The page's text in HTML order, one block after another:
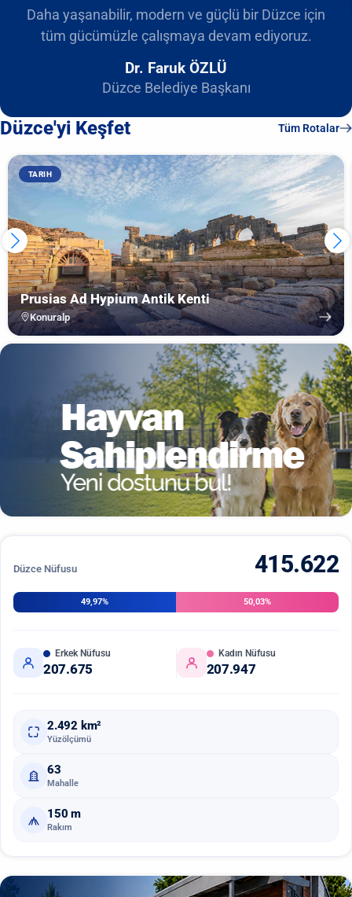
Daha yaşanabilir, modern ve güçlü bir Düzce için
tüm gücümüzle çalışmaya devam ediyoruz.
Dr. Faruk ÖZLÜ
Düzce Belediye Başkanı
Düzce'yi Keşfet Tüm Rotalar
TARIH
Prusias Ad Hypium Antik Kenti
Konuralp
Düzce Nüfusu 415.622
49,97% 50,03%
Erkek Nüfusu
207.675
Kadın Nüfusu
207.947
2.492 km²
Yüzölçümü
63
Mahalle
150 m
Rakım